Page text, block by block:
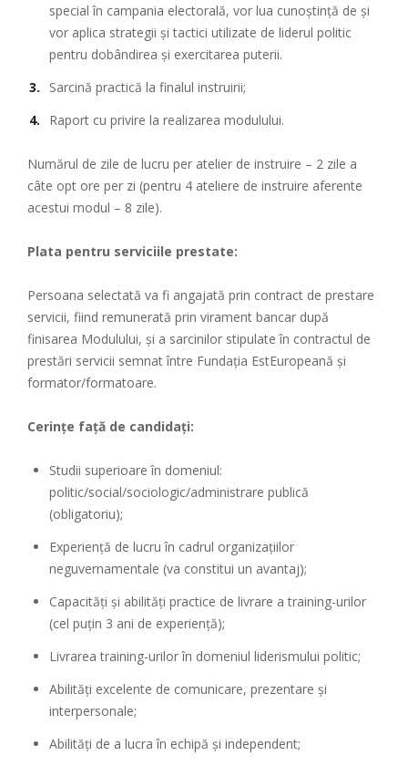
special în campania electorală, vor lua cunoştinţă de şi
vor aplica strategii şi tactici utilizate de liderul politic
pentru dobândirea şi exercitarea puterii.
Sarcină practică la finalul instruirii;
Raport cu privire la realizarea modulului.
Numărul de zile de lucru per atelier de instruire – 2 zile a
câte opt ore per zi (pentru 4 ateliere de instruire aferente
acestui modul – 8 zile).
Plata pentru serviciile prestate:
Persoana selectată va fi angajată prin contract de prestare
servicii, fiind remunerată prin virament bancar după
finisarea Modulului, şi a sarcinilor stipulate în contractul de
prestări servicii semnat între Fundaţia EstEuropeană şi
formator/formatoare.
Cerinţe faţă de candidaţi:
Studii superioare în domeniul:
politic/social/sociologic/administrare publică
(obligatoriu);
Experienţă de lucru în cadrul organizaţiilor
neguvernamentale (va constitui un avantaj);
Capacităţi şi abilităţi practice de livrare a training-urilor
(cel puţin 3 ani de experienţă);
Livrarea training-urilor în domeniul liderismului politic;
Abilităţi excelente de comunicare, prezentare şi
interpersonale;
Abilităţi de a lucra în echipă şi independent;